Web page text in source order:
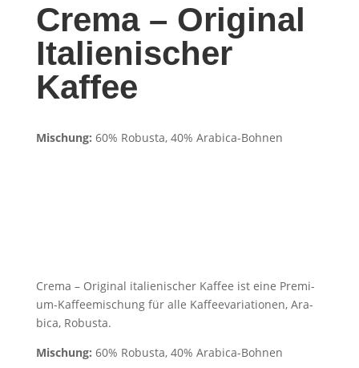
Cre­ma – Ori­gi­nal
Ita­lie­ni­scher
Kaffee
Mischung: 60% Robusta, 40% Arabica-Bohnen
Cre­ma – Ori­gi­nal ita­lie­ni­scher Kaffee ist eine Pre­mi­
um-Kaf­fee­mi­schung für alle Kaf­fee­va­ria­tio­nen, Ara­
bica, Robusta.
Mischung: 60% Robus­ta, 40% Arabica-Bohnen